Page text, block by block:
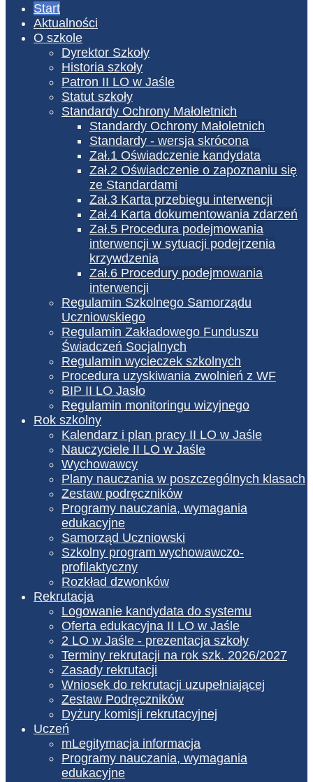
Start
Aktualności
O szkole
Dyrektor Szkoły
Historia szkoły
Patron II LO w Jaśle
Statut szkoły
Standardy Ochrony Małoletnich
Standardy Ochrony Małoletnich
Standardy - wersja skrócona
Zał.1 Oświadczenie kandydata
Zał.2 Oświadczenie o zapoznaniu się
ze Standardami
Zał.3 Karta przebiegu interwencji
Zał.4 Karta dokumentowania zdarzeń
Zał.5 Procedura podejmowania
interwencji w sytuacji podejrzenia
krzywdzenia
Zał.6 Procedury podejmowania
interwencji
Regulamin Szkolnego Samorządu
Uczniowskiego
Regulamin Zakładowego Funduszu
Świadczeń Socjalnych
Regulamin wycieczek szkolnych
Procedura uzyskiwania zwolnień z WF
BIP II LO Jasło
Regulamin monitoringu wizyjnego
Rok szkolny
Kalendarz i plan pracy II LO w Jaśle
Nauczyciele II LO w Jaśle
Wychowawcy
Plany nauczania w poszczególnych klasach
Zestaw podręczników
Programy nauczania, wymagania
edukacyjne
Samorząd Uczniowski
Szkolny program wychowawczo-
profilaktyczny
Rozkład dzwonków
Rekrutacja
Logowanie kandydata do systemu
Oferta edukacyjna II LO w Jaśle
2 LO w Jaśle - prezentacja szkoły
Terminy rekrutacji na rok szk. 2026/2027
Zasady rekrutacji
Wniosek do rekrutacji uzupełniającej
Zestaw Podręczników
Dyżury komisji rekrutacyjnej
Uczeń
mLegitymacja informacja
Programy nauczania, wymagania
edukacyjne